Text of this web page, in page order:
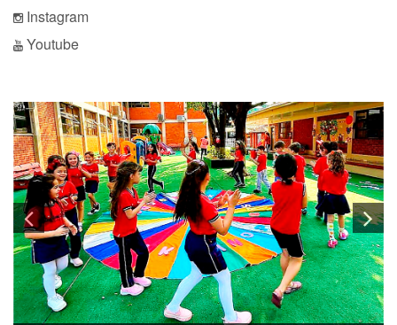
Instagram
Youtube